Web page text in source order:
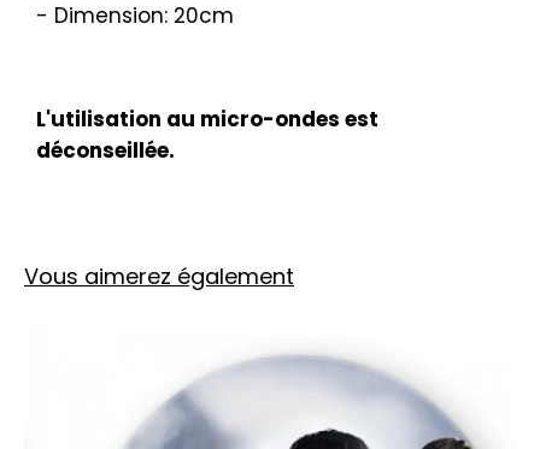
- Dimension: 20cm
L'utilisation au micro-ondes est
déconseillée.
Vous aimerez également